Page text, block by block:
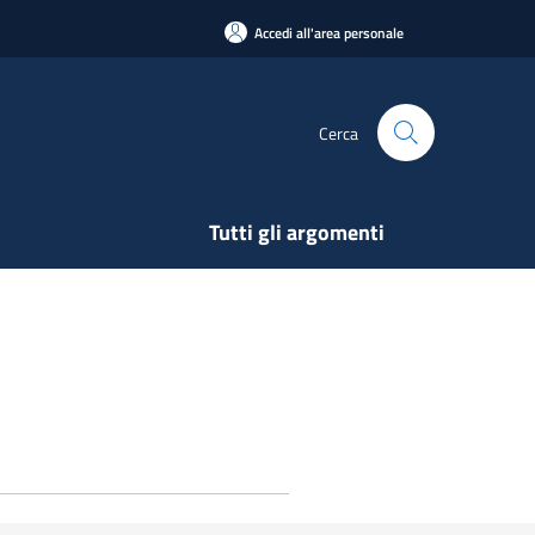
Accedi all'area personale
Cerca
Tutti gli argomenti